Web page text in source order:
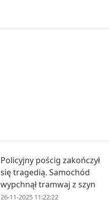
Policyjny pościg zakończył
się tragedią. Samochód
wypchnął tramwaj z szyn
26-11-2025 11:22:22